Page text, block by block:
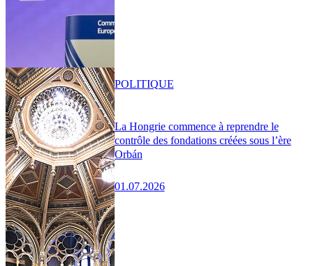
La Hongrie commence à reprendre le
contrôle des fondations créées sous l’ère
Orbán
01.07.2026
POLITIQUE